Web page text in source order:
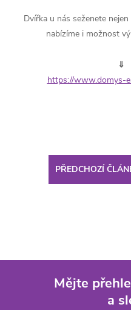
Dvířka u nás seženete
nabízíme i možnost
⇓
https://www.domys-
PŘEDCHOZÍ
Mějte
a